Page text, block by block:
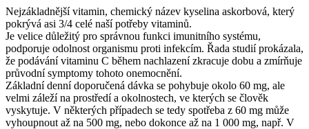
Nejzákladnější vitamin, chemický název kyselina askorbová, který
pokrývá asi 3/4 celé naší potřeby vitaminů.
Je velice důležitý pro správnou funkci imunitního systému,
podporuje odolnost organismu proti infekcím. Řada studií prokázala,
že podávání vitaminu C během nachlazení zkracuje dobu a zmírňuje
průvodní symptomy tohoto onemocnění.
Základní denní doporučená dávka se pohybuje okolo 60 mg, ale
velmi záleží na prostředí a okolnostech, ve kterých se člověk
vyskytuje. V některých případech se tedy spotřeba z 60 mg může
vyhoupnout až na 500 mg, nebo dokonce až na 1 000 mg, např. V